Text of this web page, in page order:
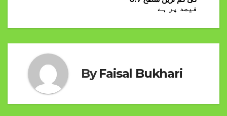
فیصد پر ہے
ByFaisal Bukhari